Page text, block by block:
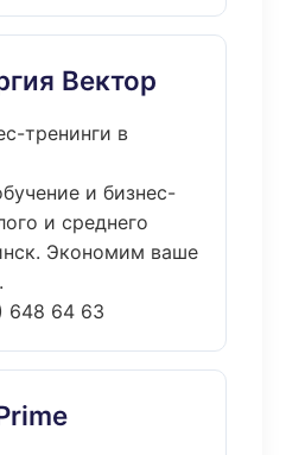
Вектор
тренинги в
и бизнес-
и среднего
Экономим ваше
648 64 63